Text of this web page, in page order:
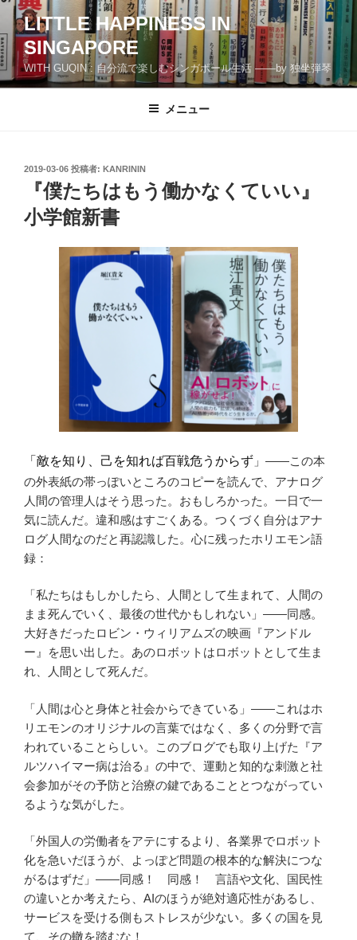
テ
ン
ツ
LITTLE HAPPINESS IN
SINGAPORE
WITH GUQIN : 自分流で楽しむシンガポール生活 ――by 独坐弾琴
メニュー
投
2019-03-06 投稿者: KANRININ
『僕たちはもう働かなくていい』
小学館新書
「敵を知り、己を知れば百戦危うからず 」——この本
の外表紙の帯っぽいところのコピーを読んで、アナログ
人間の管理人はそう思った。おもしろかった。一日で一
気に読んだ。違和感はすごくある。つくづく自分はアナ
ログ人間なのだと再認識した。心に残ったホリエモン語
録：
「私たちはもしかしたら、人間として生まれて、人間の
まま死んでいく、最後の世代かもしれない」——同感。
大好きだったロビン・ウィリアムズの映画『アンドル
ー』を思い出した。あのロボットはロボットとして生ま
れ、人間として死んだ。
「人間は心と身体と社会からできている」——これはホ
リエモンのオリジナルの言葉ではなく、多くの分野で言
われていることらしい。このブログでも取り上げた『ア
ルツハイマー病は治る』の中で、運動と知的な刺激と社
会参加がその予防と治療の鍵であることとつながってい
るような気がした。
「外国人の労働者をアテにするより、各業界でロボット
化を急いだほうが、よっぽど問題の根本的な解決につな
がるはずだ」——同感！ 同感！ 言語や文化、国民性
の違いとか考えたら、AIのほうが絶対適応性があるし、
サービスを受ける側もストレスが少ない。多くの国を見
て、その轍を踏むな！